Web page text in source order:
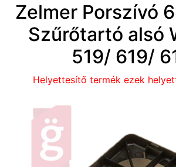
Zelmer Porszívó
Szűrőtartó alsó
519/ 619/
Helyettesítő termék ezek